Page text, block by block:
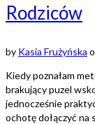
Rodziców
by Kasia Frużyńska
Kiedy poznałam
brakujący puzel
jednocześnie
ochotę dołączyć na